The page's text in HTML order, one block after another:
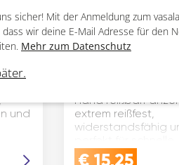
und
FOLTEC
Hand
extrem reißfest,
widerstandsfähig
und unkomplizierte
€ 15,25
sicher! Mit der Anmeldung zum
wir deine E-Mail Adresse für den
Mehr zum Datenschutz